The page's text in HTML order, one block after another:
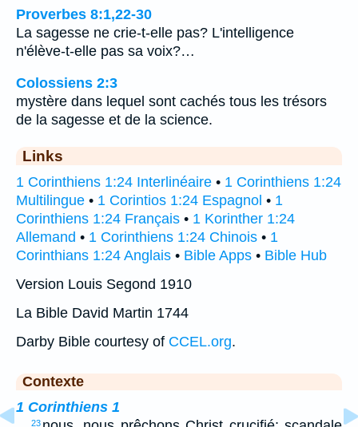
Proverbes 8:1,22-30
La sagesse ne crie-t-elle pas? L'intelligence
n'élève-t-elle pas sa voix?…
Colossiens 2:3
mystère dans lequel sont cachés tous les trésors
de la sagesse et de la science.
Links
1 Corinthiens 1:24 Interlinéaire • 1 Corinthiens 1:24
Multilingue • 1 Corintios 1:24 Espagnol • 1
Corinthiens 1:24 Français • 1 Korinther 1:24
Allemand • 1 Corinthiens 1:24 Chinois • 1
Corinthians 1:24 Anglais • Bible Apps • Bible Hub
Version Louis Segond 1910
La Bible David Martin 1744
Darby Bible courtesy of CCEL.org.
Contexte
1 Corinthiens 1
23